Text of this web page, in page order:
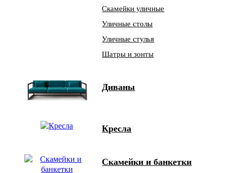
Скамейки уличные
Уличные столы
Уличные стулья
Шатры и зонты
Диваны
Кресла
Скамейки и банкетки